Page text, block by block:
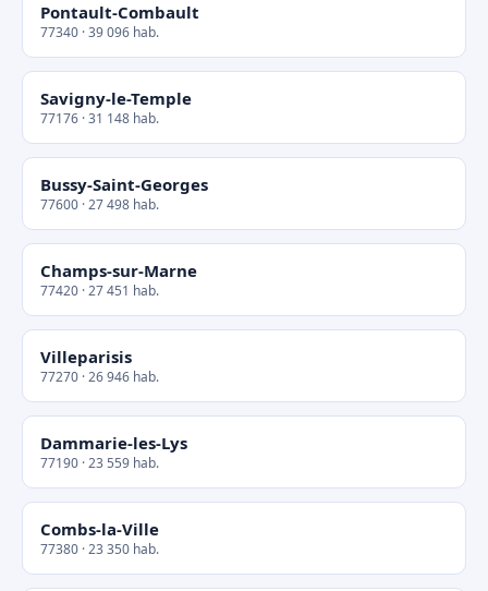
Pontault-Combault
77340 · 39 096 hab.
Savigny-le-Temple
77176 · 31 148 hab.
Bussy-Saint-Georges
77600 · 27 498 hab.
Champs-sur-Marne
77420 · 27 451 hab.
Villeparisis
77270 · 26 946 hab.
Dammarie-les-Lys
77190 · 23 559 hab.
Combs-la-Ville
77380 · 23 350 hab.